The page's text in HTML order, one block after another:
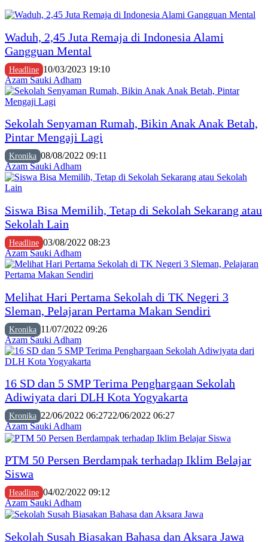
Waduh, 2,45 Juta Remaja di Indonesia Alami
Gangguan Mental
Headline 10/03/2023 19:10
Azam Sauki Adham
Sekolah Senyaman Rumah, Bikin Anak Anak Betah,
Pintar Mengaji Lagi
Kronika 08/08/2022 09:11
Azam Sauki Adham
Siswa Bisa Memilih, Tetap di Sekolah Sekarang atau
Sekolah Lain
Headline 03/08/2022 08:23
Azam Sauki Adham
Melihat Hari Pertama Sekolah di TK Negeri 3
Sleman, Pelajaran Pertama Makan Sendiri
Kronika 11/07/2022 09:26
Azam Sauki Adham
16 SD dan 5 SMP Terima Penghargaan Sekolah
Adiwiyata dari DLH Kota Yogyakarta
Kronika 22/06/2022 06:2722/06/2022 06:27
Azam Sauki Adham
PTM 50 Persen Berdampak terhadap Iklim Belajar
Siswa
Headline 04/02/2022 09:12
Azam Sauki Adham
Sekolah Susah Biasakan Bahasa dan Aksara Jawa